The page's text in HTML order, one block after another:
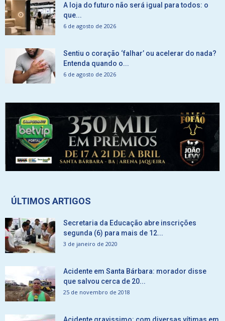
A loja do futuro não será igual para todos: o
que...
6 de agosto de 2026
Sentiu o coração ‘falhar’ ou acelerar do nada?
Entenda quando o...
6 de agosto de 2026
ÚLTIMOS ARTIGOS
Secretaria da Educação abre inscrições
segunda (6) para mais de 12...
3 de janeiro de 2020
Acidente em Santa Bárbara: morador disse
que salvou cerca de 20...
25 de novembro de 2018